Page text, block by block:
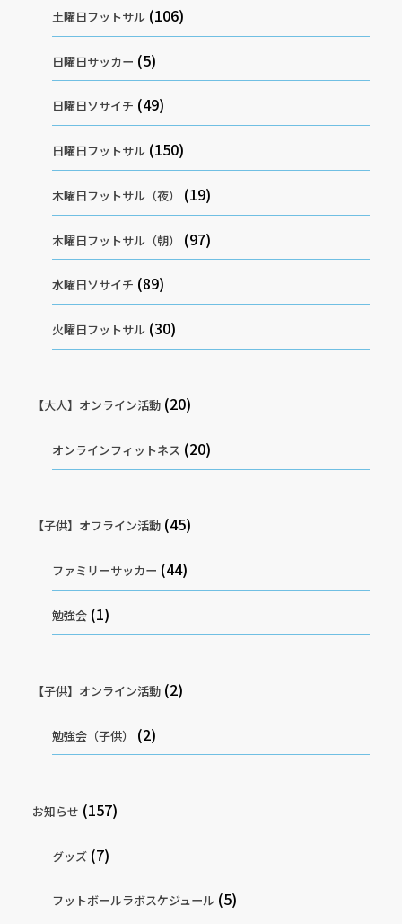
土曜日フットサル (106)
日曜日サッカー (5)
日曜日ソサイチ (49)
日曜日フットサル (150)
木曜日フットサル（夜） (19)
木曜日フットサル（朝） (97)
水曜日ソサイチ (89)
火曜日フットサル (30)
【大人】オンライン活動(20)
オンラインフィットネス (20)
【子供】オフライン活動(45)
ファミリーサッカー (44)
勉強会 (1)
【子供】オンライン活動(2)
勉強会（子供） (2)
お知らせ (157)
グッズ (7)
フットボールラボスケジュール (5)